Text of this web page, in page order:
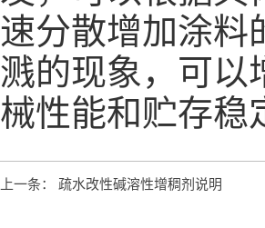
速分散增加涂料
溅的现象，可以
械性能和贮存稳
上一条： 疏水改性碱溶性增稠剂说明